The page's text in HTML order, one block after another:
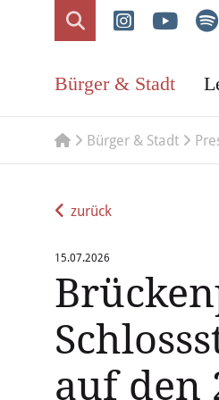
Bürger & Stadt
Bürger & Stadt
zurück
15.07.2026
auf den